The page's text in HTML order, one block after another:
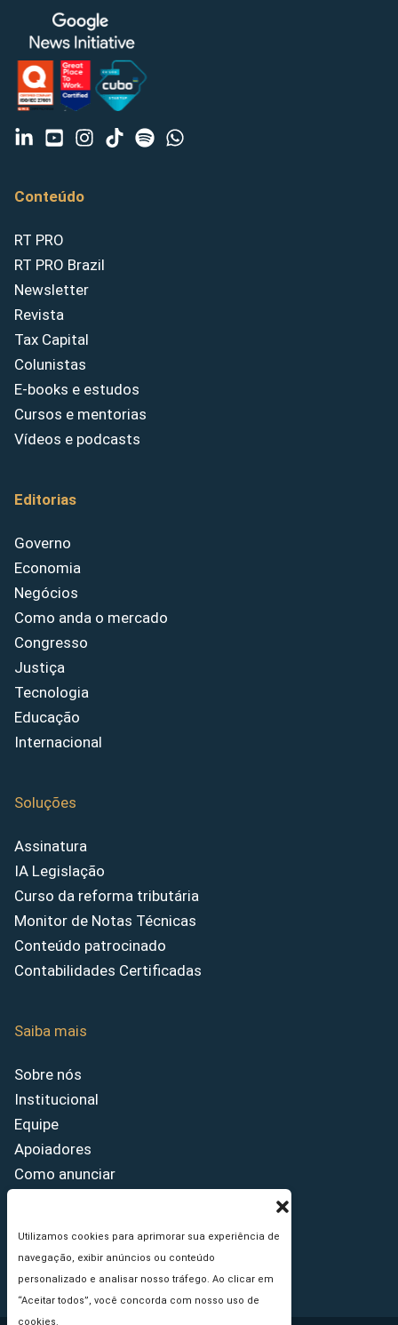
Utilizamos cookies para aprimorar sua experiência de
navegação, exibir anúncios ou conteúdo
personalizado e analisar nosso tráfego. Ao clicar em
“Aceitar todos”, você concorda com nosso uso de
cookies.
Conteúdo
RT PRO
RT PRO Brazil
Newsletter
Revista
Tax Capital
Colunistas
E-books e estudos
Cursos e mentorias
Vídeos e podcasts
Editorias
Governo
Economia
Negócios
Como anda o mercado
Congresso
Justiça
Tecnologia
Educação
Internacional
Soluções
Assinatura
IA Legislação
Curso da reforma tributária
Monitor de Notas Técnicas
Conteúdo patrocinado
Contabilidades Certificadas
Saiba mais
Sobre nós
Institucional
Equipe
Apoiadores
Como anunciar
Princípios Editoriais